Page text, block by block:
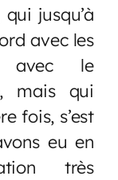
jusqu’à
avec les
avec le
mais qui
fois, s’est
eu en
très